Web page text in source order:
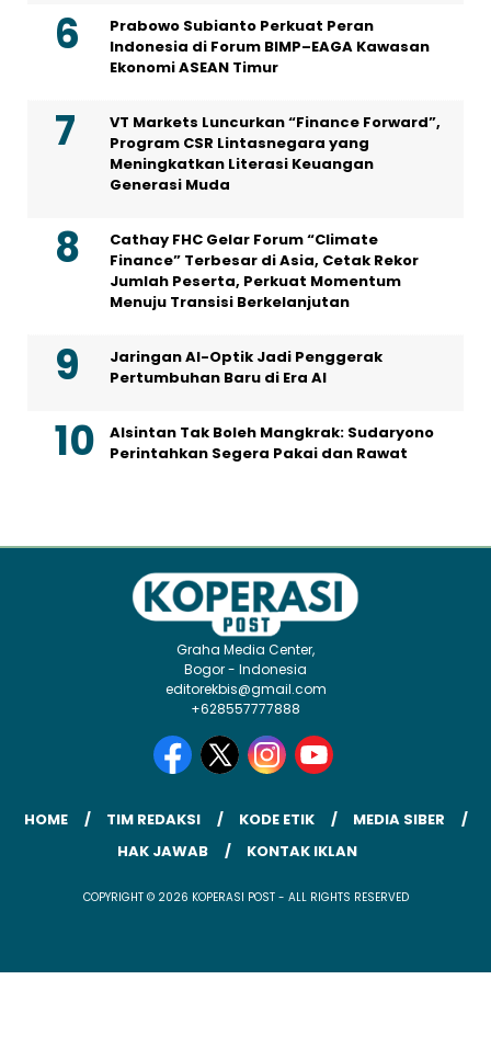
Prabowo Subianto Perkuat Peran
Indonesia di Forum BIMP–EAGA Kawasan
Ekonomi ASEAN Timur
VT Markets Luncurkan “Finance Forward”,
Program CSR Lintasnegara yang
Meningkatkan Literasi Keuangan
Generasi Muda
Cathay FHC Gelar Forum “Climate
Finance” Terbesar di Asia, Cetak Rekor
Jumlah Peserta, Perkuat Momentum
Menuju Transisi Berkelanjutan
Jaringan AI-Optik Jadi Penggerak
Pertumbuhan Baru di Era AI
Alsintan Tak Boleh Mangkrak: Sudaryono
Perintahkan Segera Pakai dan Rawat
Graha Media Center,
Bogor - Indonesia
editorekbis@gmail.com
+628557777888
HOME TIM REDAKSI KODE ETIK
MEDIA SIBER
HAK JAWAB
KONTAK IKLAN
COPYRIGHT © 2026 KOPERASI POST - ALL RIGHTS RESERVED